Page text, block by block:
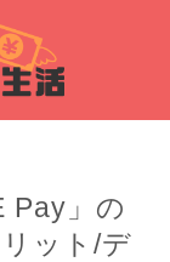
Pay」の
ット/デ